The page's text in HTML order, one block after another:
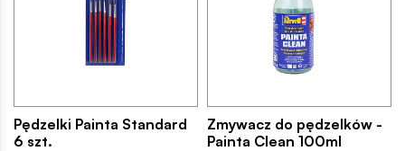
Pędzelki Painta Standard
6 szt.
Zmywacz do pędzelków -
Painta Clean 100ml